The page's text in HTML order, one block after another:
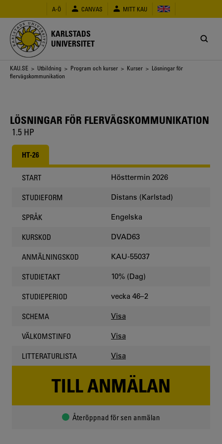
huvudinnehåll
A-Ö CANVAS MITT KAU
KARLSTADS
UNIVERSITET
Länkstig
KAU.SE > Utbildning > Program och kurser > Kurser > Lösningar för
flervägskommunikation
LÖSNINGAR FÖR FLERVÄGSKOMMUNIKATION
1.5 HP
HT-26
START Hösttermin 2026
STUDIEFORM Distans (Karlstad)
SPRÅK Engelska
KURSKOD DVAD63
ANMÄLNINGSKOD KAU-55037
STUDIETAKT 10% (Dag)
STUDIEPERIOD vecka 46–2
SCHEMA Visa
VÄLKOMSTINFO Visa
LITTERATURLISTA Visa
TILL ANMÄLAN
Återöppnad för sen anmälan